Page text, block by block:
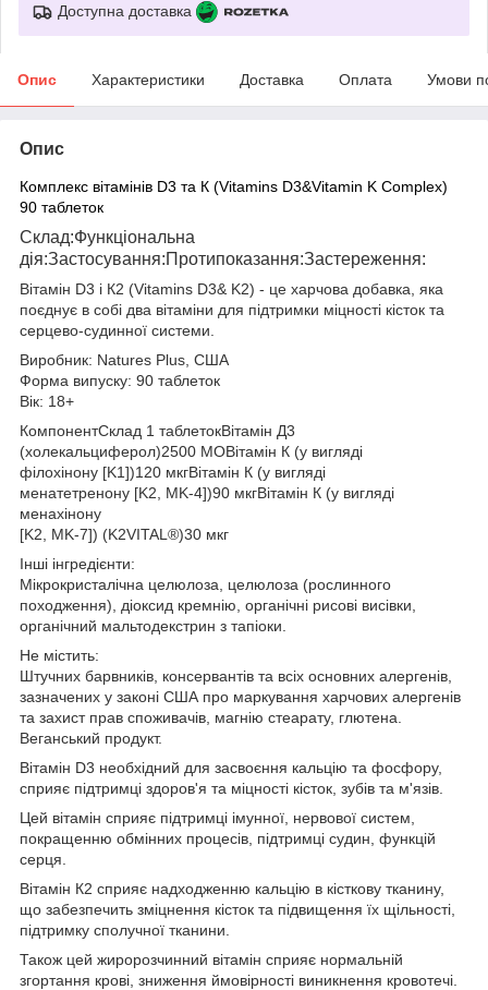
Доступна доставка
Опис Характеристики Доставка Оплата Умови
Опис
Комплекс вітамінів D3 та К (Vitamins D3&Vitamin K Complex)
90 таблеток
Склад:Функціональна
дія:Застосування:Протипоказання:Застереження:
Вітамін D3 і К2 (Vitamins D3& K2) - це харчова добавка, яка
поєднує в собі два вітаміни для підтримки міцності кісток та
серцево-судинної системи.
Виробник: Natures Plus, США
Форма випуску: 90 таблеток
Вік: 18+
КомпонентСклад 1 таблетокВітамін Д3
(холекальциферол)2500 МОВітамін К (у вигляді
філохінону [K1])120 мкгВітамін К (у вигляді
менатетренону [K2, MK-4])90 мкгВітамін К (у вигляді
менахінону
[K2, MK-7]) (K2VITAL®)30 мкг
Інші інгредієнти:
Мікрокристалічна целюлоза, целюлоза (рослинного
походження), діоксид кремнію, органічні рисові висівки,
органічний мальтодекстрин з тапіоки.
Не містить:
Штучних барвників, консервантів та всіх основних алергенів,
зазначених у законі США про маркування харчових алергенів
та захист прав споживачів, магнію стеарату, глютена.
Веганський продукт.
Вітамін D3 необхідний для засвоєння кальцію та фосфору,
сприяє підтримці здоров'я та міцності кісток, зубів та м'язів.
Цей вітамін сприяє підтримці імунної, нервової систем,
покращенню обмінних процесів, підтримці судин, функцій
серця.
Вітамін К2 сприяє надходженню кальцію в кісткову тканину,
що забезпечить зміцнення кісток та підвищення їх щільності,
підтримку сполучної тканини.
Також цей жиророзчинний вітамін сприяє нормальній
згортання крові, зниження ймовірності виникнення кровотечі.